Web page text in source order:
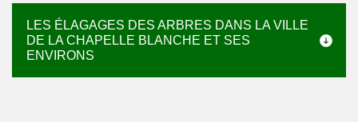
LES ÉLAGAGES DES ARBRES DANS LA VILLE
DE LA CHAPELLE BLANCHE ET SES
ENVIRONS